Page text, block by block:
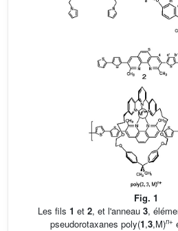
Fig. 1
Les fils 1 et 2, et l'anneau 3,
pseudorotaxanes poly(1,3,M)n+